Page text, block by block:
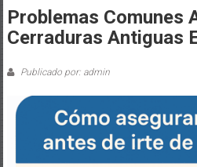
Problemas Comunes
Cerraduras Antiguas
Publicado por: admin